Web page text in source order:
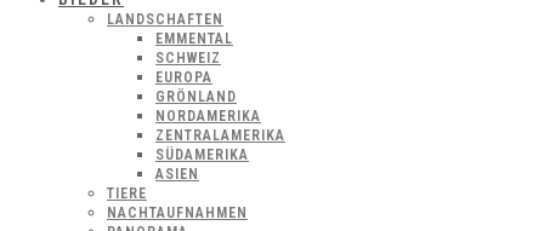
LANDSCHAFTEN
EMMENTAL
SCHWEIZ
EUROPA
GRÖNLAND
NORDAMERIKA
ZENTRALAMERIKA
SÜDAMERIKA
ASIEN
TIERE
NACHTAUFNAHMEN